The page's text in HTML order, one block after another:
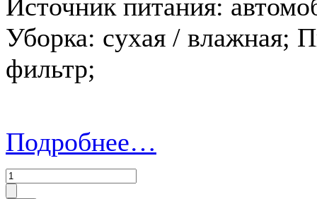
Источник питания:
Уборка: сухая / влажная;
фильтр;
Подробнее…